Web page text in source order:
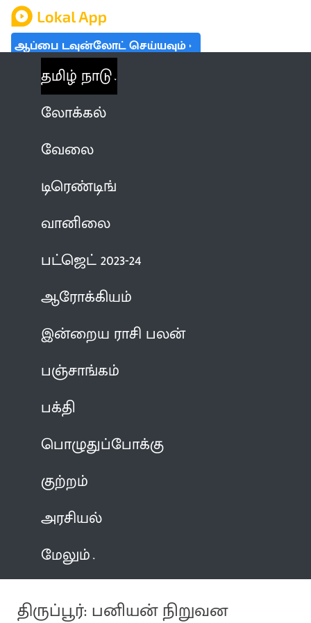
ஆப்பை டவுன்லோட் செய்யவும்
தமிழ் நாடு
லோக்கல்
வேலை
டிரெண்டிங்
வானிலை
பட்ஜெட் 2023-24
ஆரோக்கியம்
இன்றைய ராசி பலன்
பஞ்சாங்கம்
பக்தி
பொழுதுப்போக்கு
குற்றம்
அரசியல்
மேலும்
திருப்பூர்: பனியன் நிறுவன